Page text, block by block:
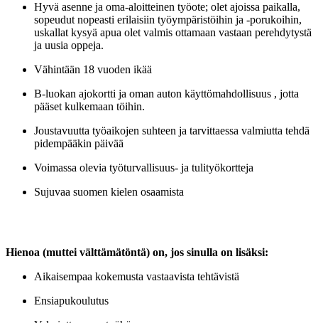
Hyvä asenne ja oma-aloitteinen työote; olet ajoissa paikalla,
sopeudut nopeasti erilaisiin työympäristöihin ja -porukoihin,
uskallat kysyä apua olet valmis ottamaan vastaan perehdytystä
ja uusia oppeja.
Vähintään 18 vuoden ikää
B-luokan ajokortti ja oman auton käyttömahdollisuus , jotta
pääset kulkemaan töihin.
Joustavuutta työaikojen suhteen ja tarvittaessa valmiutta tehdä
pidempääkin päivää
Voimassa olevia työturvallisuus- ja tulityökortteja
Sujuvaa suomen kielen osaamista
Hienoa (muttei välttämätöntä) on, jos sinulla on lisäksi:
Aikaisempaa kokemusta vastaavista tehtävistä
Ensiapukoulutus